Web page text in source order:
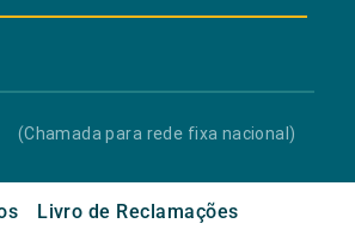
(Chamada para rede fixa nacional)
Livro de Reclamações